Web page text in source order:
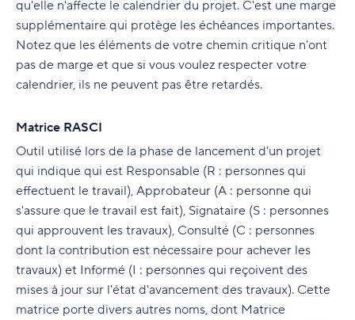
qu'elle n'affecte le calendrier du projet. C'est une marge
supplémentaire qui protège les échéances importantes.
Notez que les éléments de votre chemin critique n'ont
pas de marge et que si vous voulez respecter votre
calendrier, ils ne peuvent pas être retardés.
Matrice RASCI
Outil utilisé lors de la phase de lancement d'un projet
qui indique qui est Responsable (R : personnes qui
effectuent le travail), Approbateur (A : personne qui
s'assure que le travail est fait), Signataire (S : personnes
qui approuvent les travaux), Consulté (C : personnes
dont la contribution est nécessaire pour achever les
travaux) et Informé (I : personnes qui reçoivent des
mises à jour sur l'état d'avancement des travaux). Cette
matrice porte divers autres noms, dont Matrice